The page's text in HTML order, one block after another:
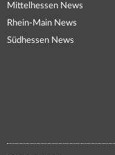
Mittelhessen News
Rhein-Main News
Südhessen News